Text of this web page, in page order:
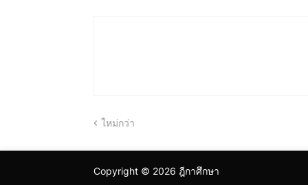
ใหม่กว่า
Copyright © 2026 ฎีกาศึกษา